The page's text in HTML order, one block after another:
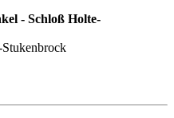
- Schloß Holte-